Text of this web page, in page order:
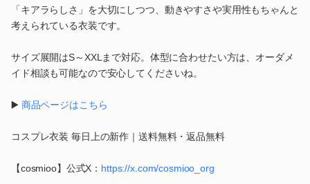
「キアラらしさ」を大切にしつつ、動きやすさや実用性もちゃんと
考えられている衣装です。
サイズ展開はS～XXLまで対応。体型に合わせたい方は、オーダメ
イド相談も可能なので安心してくださいね。
▶️ 商品ページはこちら
コスプレ衣装 毎日上の新作｜送料無料・返品無料
【cosmioo】公式X： https://x.com/cosmioo_org